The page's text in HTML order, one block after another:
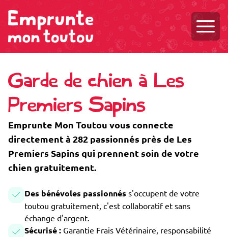
Garde de chien à Les
Premiers Sapins
Emprunte Mon Toutou vous connecte
directement à 282 passionnés près de Les
Premiers Sapins qui prennent soin de votre
chien gratuitement.
Des bénévoles passionnés s'occupent de votre
toutou gratuitement, c'est collaboratif et sans
échange d'argent.
Sécurisé : Garantie Frais Vétérinaire, responsabilité